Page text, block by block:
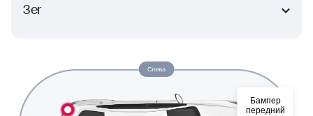
3er
Бампер
передний